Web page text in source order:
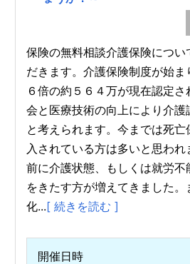
保険の無料相談介護保険につい
だきます。介護保険制度が始ま
６倍の約５６４万が現在認定
会と医療技術の向上により介護
と考えられます。今までは死
入されている方は多いと思わ
前に介護状態、もしくは就労
をきたす方が増えてきました
化...[ 続きを読む ]
開催日時